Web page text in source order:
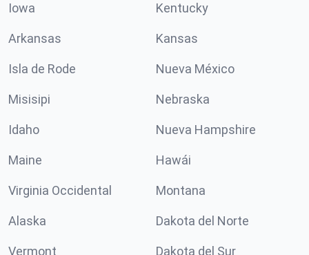
Iowa Kentucky
Arkansas Kansas
Isla de Rode Nueva México
Misisipi Nebraska
Idaho Nueva Hampshire
Maine Hawái
Virginia Occidental Montana
Alaska Dakota del Norte
Vermont Dakota del Sur